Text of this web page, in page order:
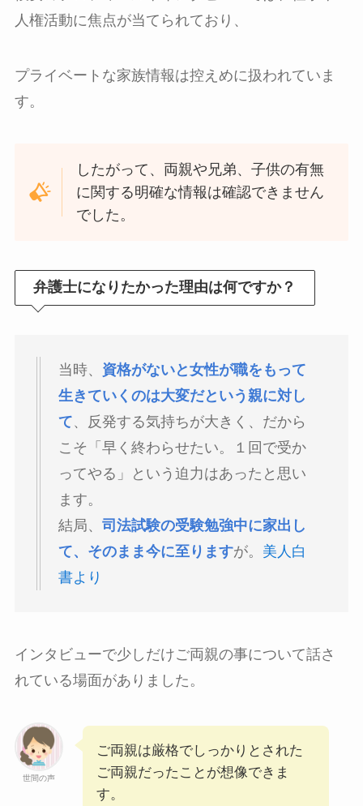
人権活動に焦点が当てられており、
プライベートな家族情報は控えめに扱われていま
す。
したがって、両親や兄弟、子供の有無
に関する明確な情報は確認できません
でした。
弁護士になりたかった理由は何ですか？
当時、 資格がないと女性が職をもって
生きていくのは大変だという親に対し
て、反発する気持ちが大きく、だから
こそ「早く終わらせたい。１回で受か
ってやる」という迫力はあったと思い
ます。
結局、 司法試験の受験勉強中に家出し
て、そのまま今に至りますが。 美人白
書より
インタビューで少しだけご両親の事について話さ
れている場面がありました。
世間の声
ご両親は厳格でしっかりとされた
ご両親だったことが想像できま
す。